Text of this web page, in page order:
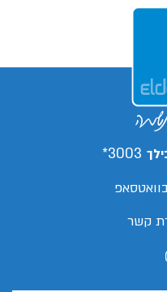
3003*
קשר